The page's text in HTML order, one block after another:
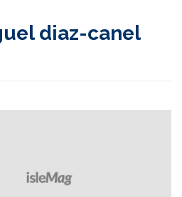
diaz-canel